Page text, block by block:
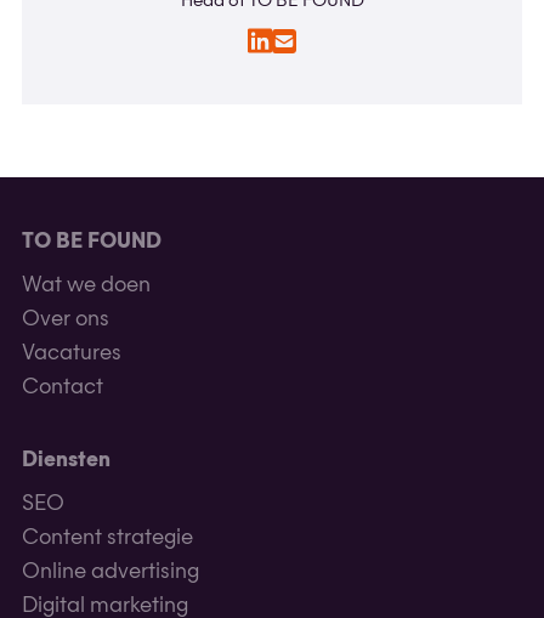
LinkedIn
TO BE FOUND
Wat we doen
Over ons
Vacatures
Contact
Diensten
SEO
Content strategie
Online advertising
Digital marketing